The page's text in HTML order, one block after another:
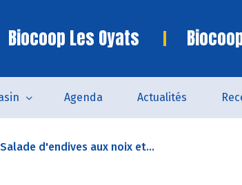
Biocoop Les Oyats
Agenda Actualités
Salade d'endives aux noix et...